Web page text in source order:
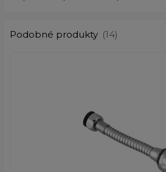
Podobné produkty (14)